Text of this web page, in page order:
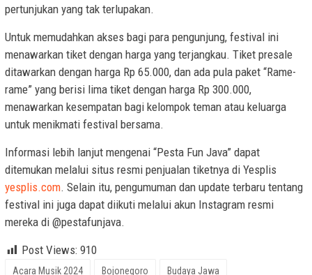
pertunjukan yang tak terlupakan.
Untuk memudahkan akses bagi para pengunjung, festival ini
menawarkan tiket dengan harga yang terjangkau. Tiket presale
ditawarkan dengan harga Rp 65.000, dan ada pula paket “Rame-
rame” yang berisi lima tiket dengan harga Rp 300.000,
menawarkan kesempatan bagi kelompok teman atau keluarga
untuk menikmati festival bersama.
Informasi lebih lanjut mengenai “Pesta Fun Java” dapat
ditemukan melalui situs resmi penjualan tiketnya di Yesplis
yesplis.com. Selain itu, pengumuman dan update terbaru tentang
festival ini juga dapat diikuti melalui akun Instagram resmi
mereka di @pestafunjava.
Post Views: 910
Acara Musik 2024 Bojonegoro Budaya Jawa